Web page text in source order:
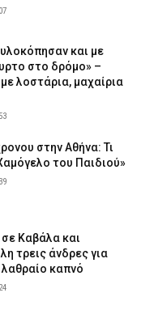
και με
στο δρόμο» –
λοστάρια, μαχαίρια
στην Αθήνα: Τι
του Παιδιού»
Καβάλα και
τρεις άνδρες για
καπνό